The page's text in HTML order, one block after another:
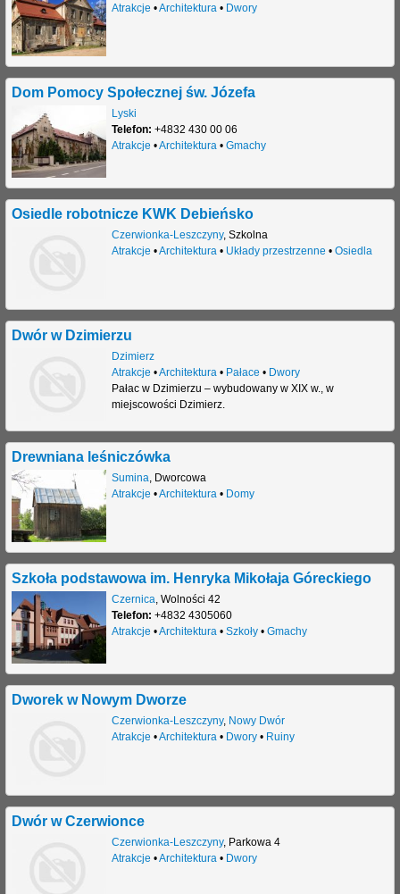
Atrakcje •Architektura• Dwory
Dom Pomocy Społecznej św. Józefa
Lyski
Telefon: +4832 430 00 06
Atrakcje •Architektura• Gmachy
Osiedle robotnicze KWK Debieńsko
Czerwionka-Leszczyny, Szkolna
Atrakcje •Architektura• Układy przestrzenne • Osiedla
Dwór w Dzimierzu
Dzimierz
Atrakcje •Architektura• Pałace • Dwory
Pałac w Dzimierzu – wybudowany w XIX w., w
miejscowości Dzimierz.
Drewniana leśniczówka
Sumina, Dworcowa
Atrakcje •Architektura• Domy
Szkoła podstawowa im. Henryka Mikołaja Góreckiego
Czernica, Wolności 42
Telefon: +4832 4305060
Atrakcje •Architektura• Szkoły• Gmachy
Dworek w Nowym Dworze
Czerwionka-Leszczyny, Nowy Dwór
Atrakcje •Architektura• Dwory• Ruiny
Dwór w Czerwionce
Czerwionka-Leszczyny, Parkowa 4
Atrakcje •Architektura• Dwory